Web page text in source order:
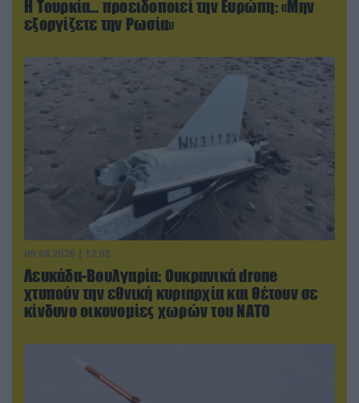
Η Τουρκία… προειδοποιεί την Ευρώπη: «Μην
εξοργίζετε την Ρωσία»
09.08.2026 | 12:02
Λευκάδα-Βουλγαρία: Ουκρανικά drone
χτυπούν την εθνική κυριαρχία και θέτουν σε
κίνδυνο οικονομίες χωρών του ΝΑΤΟ